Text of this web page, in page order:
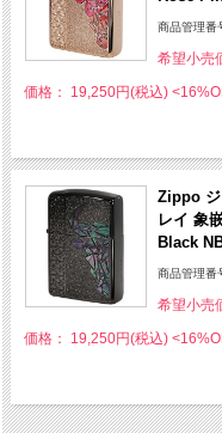
商品管理番
希望小売
価格： 19,250円(税込)
Zippo ジ
レイ 象
Black
商品管理番
希望小売
価格： 19,250円(税込)